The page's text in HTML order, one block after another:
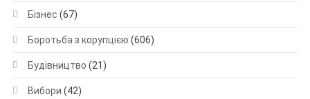
Бізнес (67)
Боротьба з корупцією (606)
Будівництво (21)
Вибори (42)